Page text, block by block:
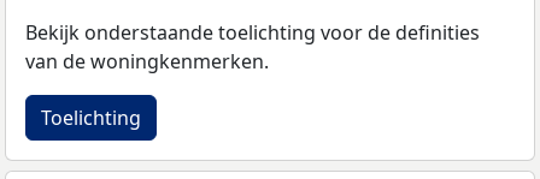
Bekijk onderstaande toelichting voor de definities
van de woningkenmerken.
Toelichting